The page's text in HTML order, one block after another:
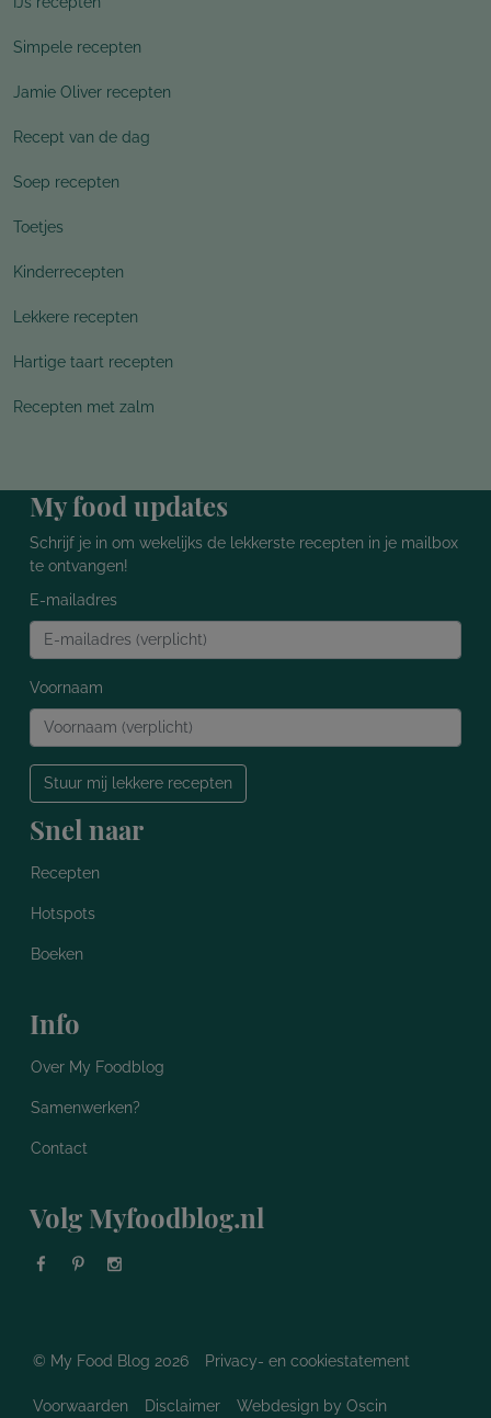
Simpele recepten
Jamie Oliver recepten
Recept van de dag
Soep recepten
Toetjes
Kinderrecepten
Lekkere recepten
Hartige taart recepten
Recepten met zalm
My food updates
Schrijf je in om wekelijks de lekkerste recepten in je mailbox
te ontvangen!
E-mailadres
Voornaam
Stuur mij lekkere recepten
Snel naar
Recepten
Hotspots
Boeken
Info
Over My Foodblog
Samenwerken?
Contact
Volg Myfoodblog.nl
© My Food Blog 2026 Privacy- en cookiestatement
Voorwaarden Disclaimer Webdesign by Oscin